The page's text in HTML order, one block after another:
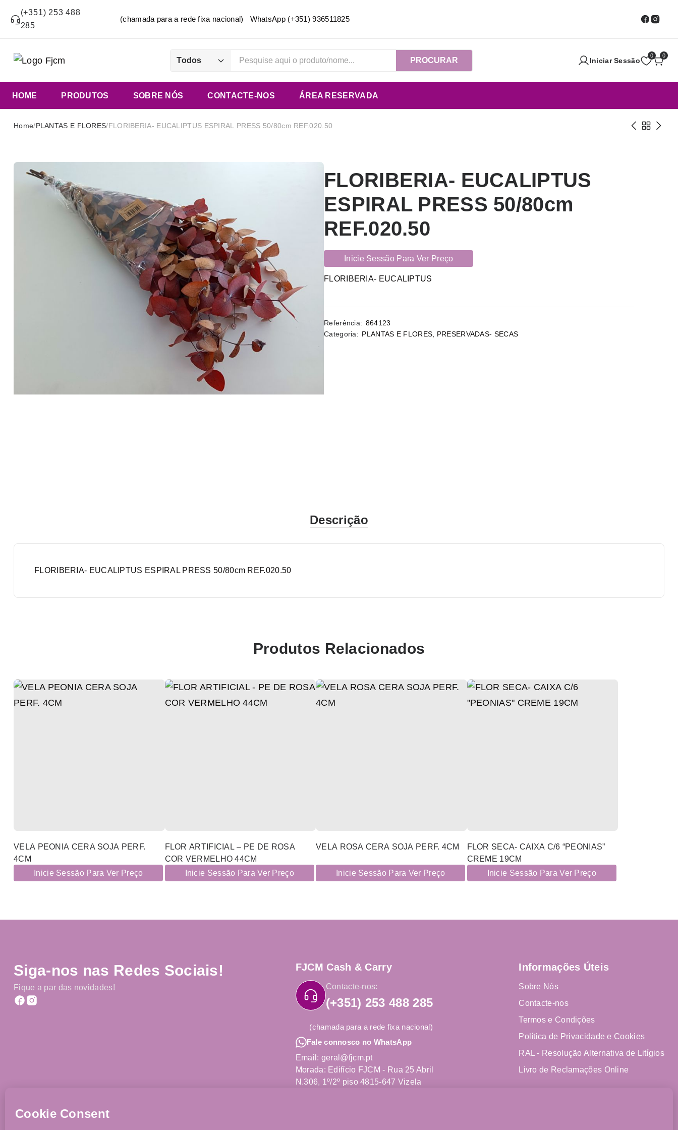
(+351) 253 488
285
(chamada para a rede fixa nacional) WhatsApp (+351) 936511825
Todos PROCURAR Iniciar Sessão
0 0
HOME PRODUTOS SOBRE NÓS CONTACTE-NOS ÁREA RESERVADA
Home/PLANTAS E FLORES/FLORIBERIA- EUCALIPTUS ESPIRAL PRESS 50/80cm REF.020.50
FLORIBERIA- EUCALIPTUS
ESPIRAL PRESS 50/80cm
REF.020.50
Inicie Sessão Para Ver Preço
FLORIBERIA- EUCALIPTUS
Referência: 864123
Categoria: PLANTAS E FLORES PRESERVADAS- SECAS
Descrição
FLORIBERIA- EUCALIPTUS ESPIRAL PRESS 50/80cm REF.020.50
Produtos Relacionados
VELA PEONIA CERA SOJA PERF.
4CM
Inicie Sessão Para Ver Preço
FLOR ARTIFICIAL – PE DE ROSA
COR VERMELHO 44CM
Inicie Sessão Para Ver Preço
VELA ROSA CERA SOJA PERF. 4CM
Inicie Sessão Para Ver Preço
FLOR SECA- CAIXA C/6 “PEONIAS”
CREME 19CM
Inicie Sessão Para Ver Preço
Siga-nos nas Redes Sociais!
Fique a par das novidades!
FJCM Cash & Carry
Contacte-nos:
(+351) 253 488 285
(chamada para a rede fixa nacional)
Fale connosco no WhatsApp
Email: geral@fjcm.pt
Morada: Edifício FJCM - Rua 25 Abril
N.306, 1º/2º piso 4815-647 Vizela
Informações Úteis
Sobre Nós
Contacte-nos
Termos e Condições
Política de Privacidade e Cookies
RAL - Resolução Alternativa de Litígios
Livro de Reclamações Online